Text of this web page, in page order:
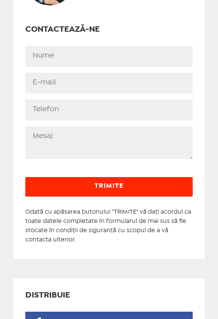
CONTACTEAZĂ-NE
Odată cu apăsarea butonului "TRIMITE" vă daţi acordul ca
toate datele completate în formularul de mai sus să fie
stocate în condiţii de siguranţă cu scopul de a vă
contacta ulterior.
DISTRIBUIE